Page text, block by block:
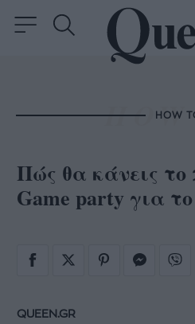
HOW
Πώς θα κάνεις το
Game party για
QUEEN.GR